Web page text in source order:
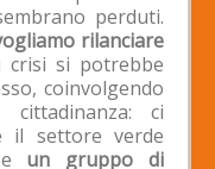
perduti.
rilanciare
si potrebbe
coinvolgendo
ci
il settore verde
un gruppo di